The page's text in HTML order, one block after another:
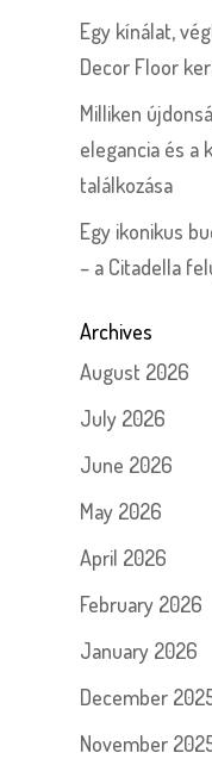
Egy kínálat,
Decor Floor
Milliken
elegancia és a
találkozása
Egy ikonikus
– a Citadella
Archives
August 2026
July 2026
June 2026
May 2026
April 2026
February 2026
January 2026
December
November